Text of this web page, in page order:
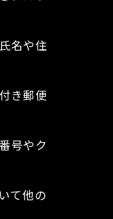
名や住
き郵便
号やク
て他の